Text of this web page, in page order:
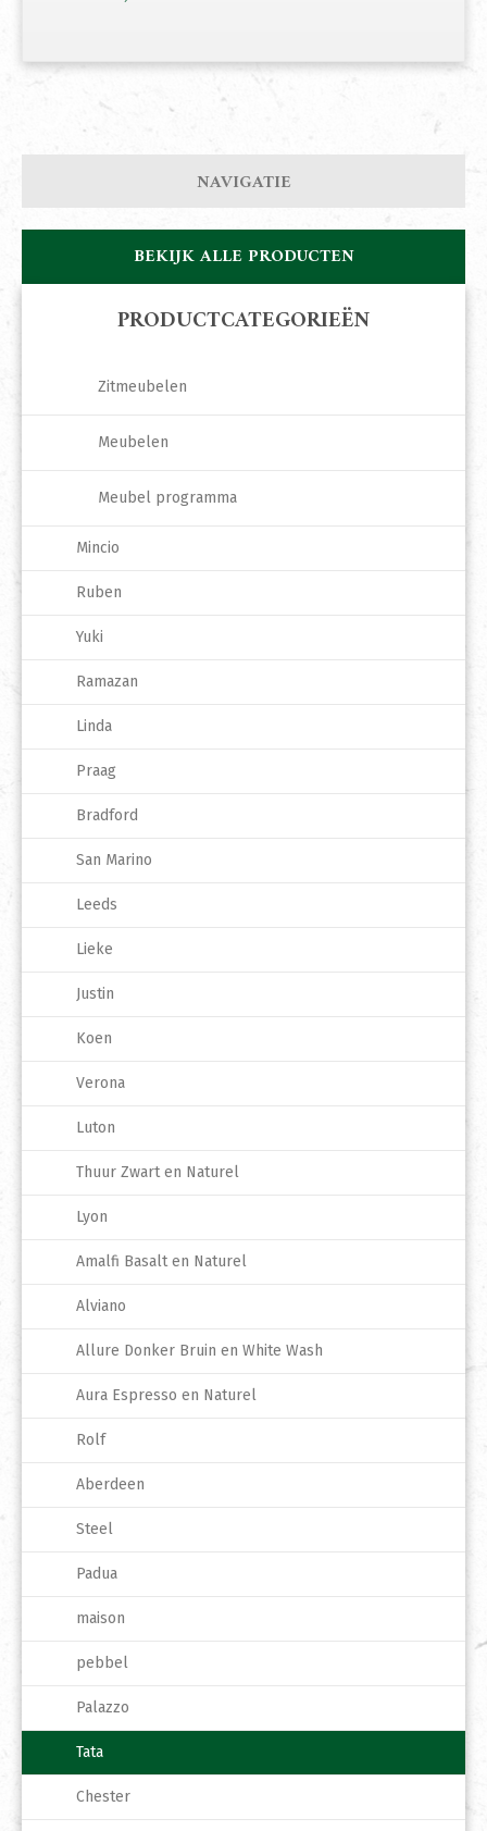
NAVIGATIE
BEKIJK ALLE PRODUCTEN
PRODUCTCATEGORIEËN
Zitmeubelen
Meubelen
Meubel programma
Mincio
Ruben
Yuki
Ramazan
Linda
Praag
Bradford
San Marino
Leeds
Lieke
Justin
Koen
Verona
Luton
Thuur Zwart en Naturel
Lyon
Amalfi Basalt en Naturel
Alviano
Allure Donker Bruin en White Wash
Aura Espresso en Naturel
Rolf
Aberdeen
Steel
Padua
maison
pebbel
Palazzo
Tata
Chester